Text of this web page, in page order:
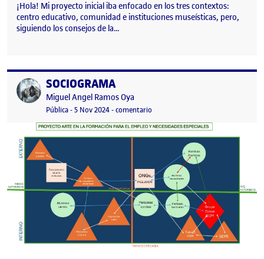
¡Hola! Mi proyecto inicial iba enfocado en los tres contextos:
centro educativo, comunidad e instituciones museísticas, pero,
siguiendo los consejos de la…
Publicado porSOCIOGRAMA
Publicado por
Miguel Angel Ramos Oya
Visibilidad:
Pública-Fecha de publicación
5 Nov 20246 noviembre, 2024 12:06 am
-comentario